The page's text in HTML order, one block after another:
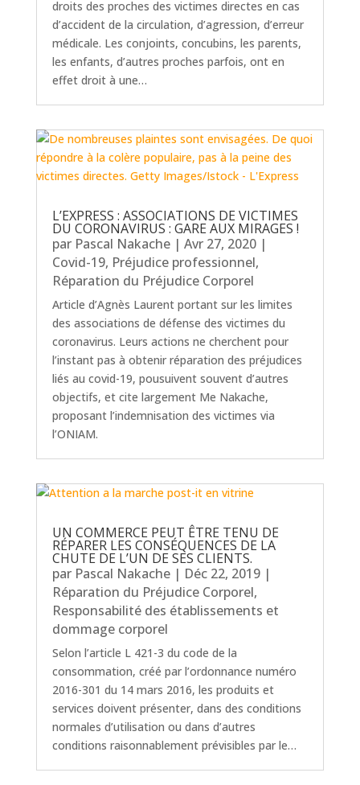
droits des proches des victimes directes en cas
d’accident de la circulation, d’agression, d’erreur
médicale. Les conjoints, concubins, les parents,
les enfants, d’autres proches parfois, ont en
effet droit à une…
L’EXPRESS : ASSOCIATIONS DE VICTIMES
DU CORONAVIRUS : GARE AUX MIRAGES !
par Pascal Nakache| Avr 27, 2020|
Covid-19, Préjudice professionnel,
Réparation du Préjudice Corporel
Article d’Agnès Laurent portant sur les limites
des associations de défense des victimes du
coronavirus. Leurs actions ne cherchent pour
l’instant pas à obtenir réparation des préjudices
liés au covid-19, pousuivent souvent d’autres
objectifs, et cite largement Me Nakache,
proposant l’indemnisation des victimes via
l’ONIAM.
UN COMMERCE PEUT ÊTRE TENU DE
RÉPARER LES CONSÉQUENCES DE LA
CHUTE DE L’UN DE SES CLIENTS.
par Pascal Nakache| Déc 22, 2019|
Réparation du Préjudice Corporel,
Responsabilité des établissements et
dommage corporel
Selon l’article L 421-3 du code de la
consommation, créé par l’ordonnance numéro
2016-301 du 14 mars 2016, les produits et
services doivent présenter, dans des conditions
normales d’utilisation ou dans d’autres
conditions raisonnablement prévisibles par le…